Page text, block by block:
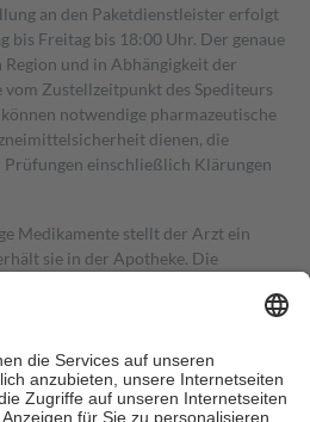
an den Paketdienstleister erfolgt
bis Freitag bis 18:00 Uhr. Der genaue
und in Abhängigkeit der
Zustellzeitpunkt des Spediteurs
notwendige pharmazeutische
dienen, die
einschließlich Klärungen
Medikamente stellt der Arzt ein
sie in der Apotheke. Die
trägt einen Teil davon als Zuzahlung
Zuzahlungen in Höhe von zehn
mindestensjedochfünf Euround
jedoch nie mehr als die tatsächlichen